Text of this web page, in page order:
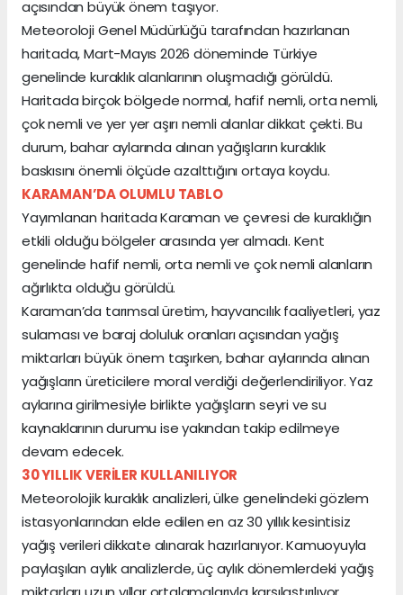
açısından büyük önem taşıyor.
Meteoroloji Genel Müdürlüğü tarafından hazırlanan
haritada, Mart-Mayıs 2026 döneminde Türkiye
genelinde kuraklık alanlarının oluşmadığı görüldü.
Haritada birçok bölgede normal, hafif nemli, orta nemli,
çok nemli ve yer yer aşırı nemli alanlar dikkat çekti. Bu
durum, bahar aylarında alınan yağışların kuraklık
baskısını önemli ölçüde azalttığını ortaya koydu.
KARAMAN’DA OLUMLU TABLO
Yayımlanan haritada Karaman ve çevresi de kuraklığın
etkili olduğu bölgeler arasında yer almadı. Kent
genelinde hafif nemli, orta nemli ve çok nemli alanların
ağırlıkta olduğu görüldü.
Karaman’da tarımsal üretim, hayvancılık faaliyetleri, yaz
sulaması ve baraj doluluk oranları açısından yağış
miktarları büyük önem taşırken, bahar aylarında alınan
yağışların üreticilere moral verdiği değerlendiriliyor. Yaz
aylarına girilmesiyle birlikte yağışların seyri ve su
kaynaklarının durumu ise yakından takip edilmeye
devam edecek.
30 YILLIK VERİLER KULLANILIYOR
Meteorolojik kuraklık analizleri, ülke genelindeki gözlem
istasyonlarından elde edilen en az 30 yıllık kesintisiz
yağış verileri dikkate alınarak hazırlanıyor. Kamuoyuyla
paylaşılan aylık analizlerde, üç aylık dönemlerdeki yağış